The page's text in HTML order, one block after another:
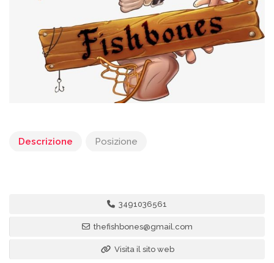
Descrizione Posizione
3491036561
thefishbones@gmail.com
Visita il sito web